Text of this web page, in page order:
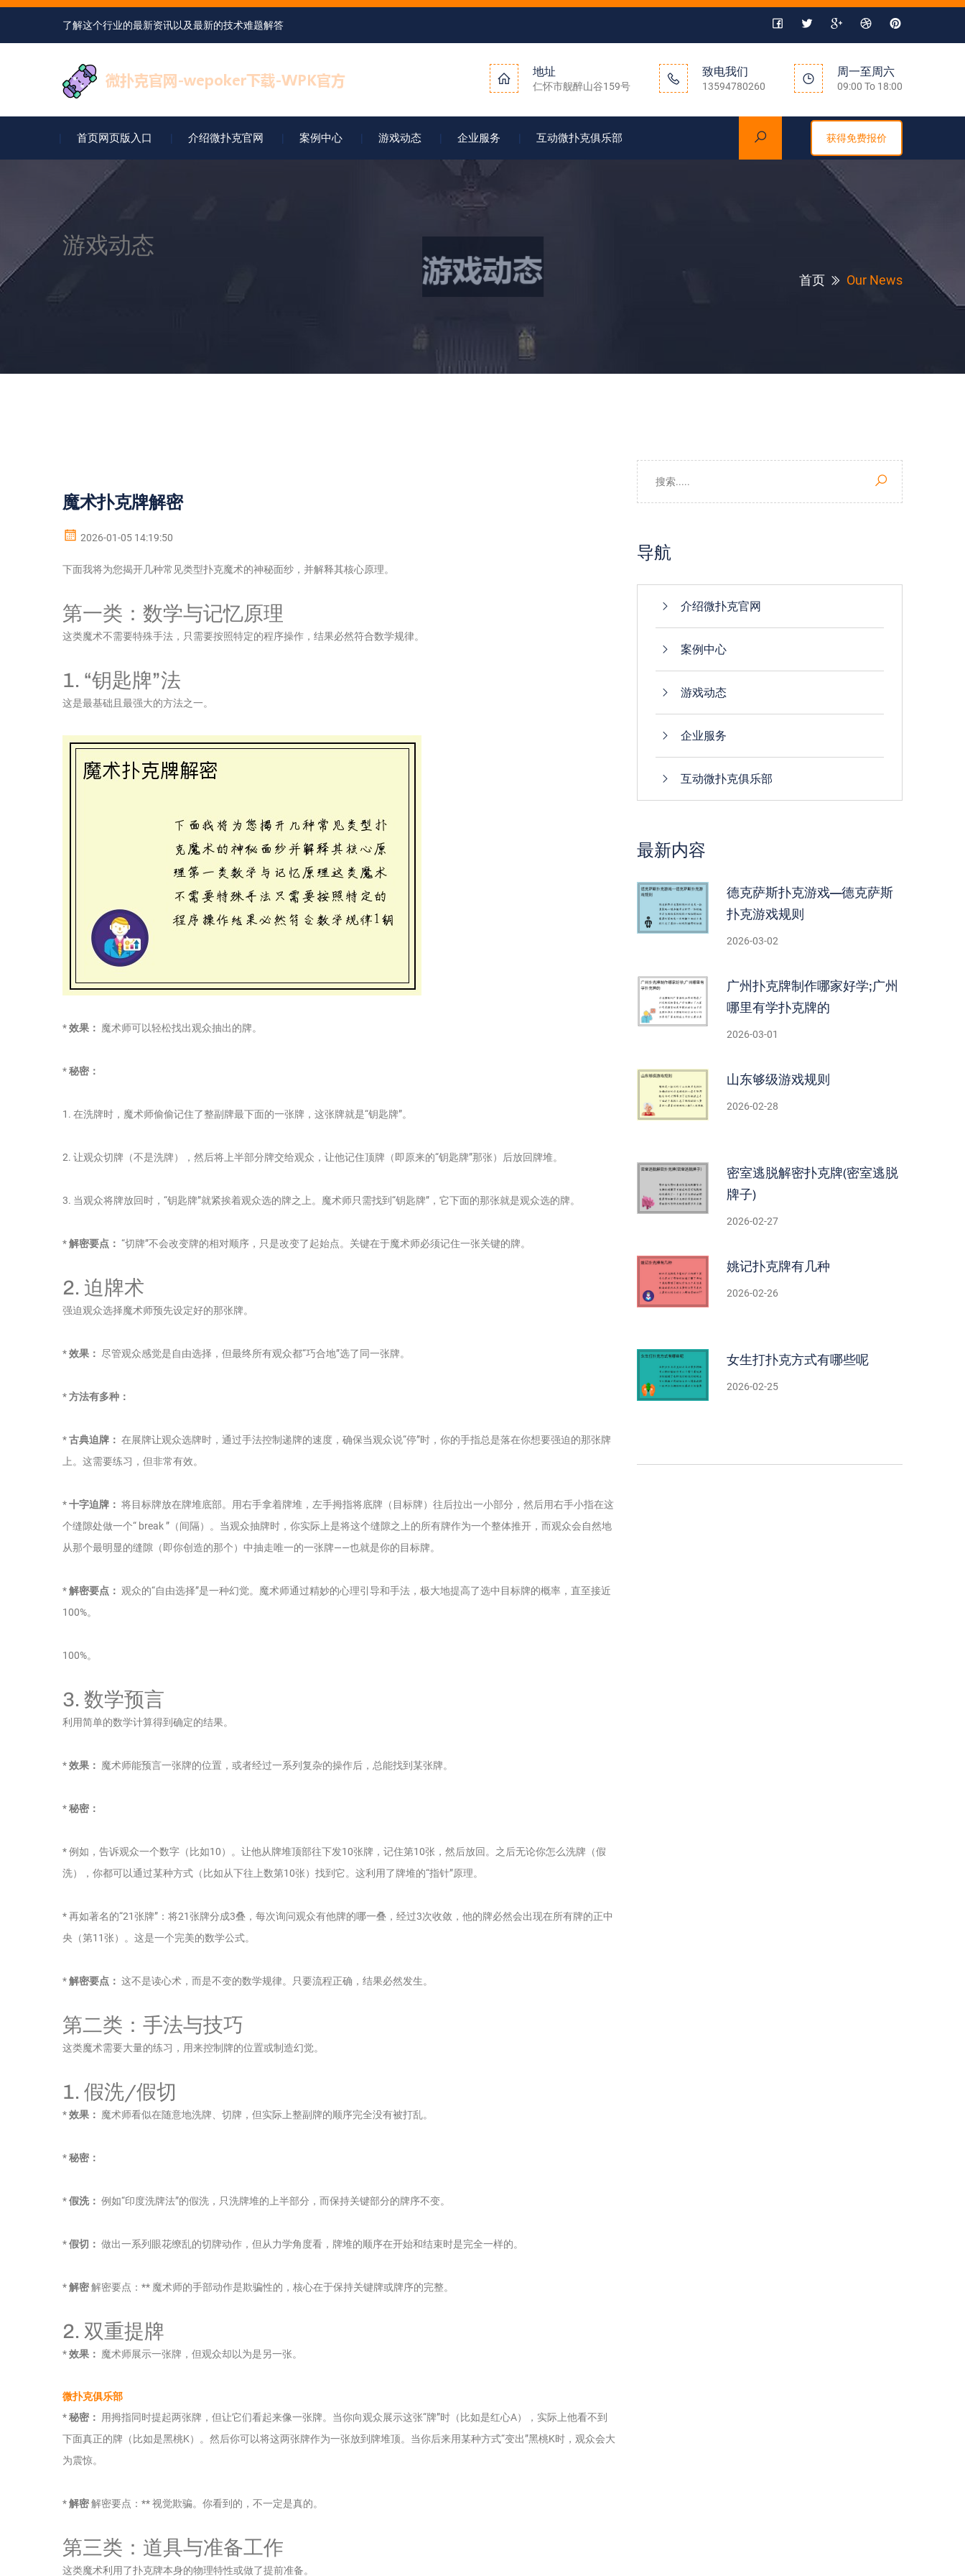
了解这个行业的最新资讯以及最新的技术难题解答
地址
仁怀市舰醉山谷159号
致电我们
13594780260
周一至周六
09:00 To 18:00
首页网页版入口 介绍微扑克官网 案例中心 游戏动态 企业服务 互动微扑克俱乐部 获得免费报价
游戏动态
首页 Our News
魔术扑克牌解密
2026-01-05 14:19:50
下面我将为您揭开几种常见类型扑克魔术的神秘面纱，并解释其核心原理。
第一类：数学与记忆原理
这类魔术不需要特殊手法，只需要按照特定的程序操作，结果必然符合数学规律。
1. “钥匙牌”法
这是最基础且最强大的方法之一。
*效果： 魔术师可以轻松找出观众抽出的牌。
*秘密：
1. 在洗牌时，魔术师偷偷记住了整副牌最下面的一张牌，这张牌就是“钥匙牌”。
2. 让观众切牌（不是洗牌），然后将上半部分牌交给观众，让他记住顶牌（即原来的“钥匙牌”那张）后放回牌堆。
3. 当观众将牌放回时，“钥匙牌”就紧挨着观众选的牌之上。魔术师只需找到“钥匙牌”，它下面的那张就是观众选的牌。
*解密要点： “切牌”不会改变牌的相对顺序，只是改变了起始点。关键在于魔术师必须记住一张关键的牌。
2. 迫牌术
强迫观众选择魔术师预先设定好的那张牌。
*效果： 尽管观众感觉是自由选择，但最终所有观众都“巧合地”选了同一张牌。
*方法有多种：
*古典迫牌： 在展牌让观众选牌时，通过手法控制递牌的速度，确保当观众说“停”时，你的手指总是落在你想要强迫的那张牌
上。这需要练习，但非常有效。
*十字迫牌： 将目标牌放在牌堆底部。用右手拿着牌堆，左手拇指将底牌（目标牌）往后拉出一小部分，然后用右手小指在这
个缝隙处做一个“ break ”（间隔）。当观众抽牌时，你实际上是将这个缝隙之上的所有牌作为一个整体推开，而观众会自然地
从那个最明显的缝隙（即你创造的那个）中抽走唯一的一张牌——也就是你的目标牌。
*解密要点： 观众的“自由选择”是一种幻觉。魔术师通过精妙的心理引导和手法，极大地提高了选中目标牌的概率，直至接近
100%。
100%。
3. 数学预言
利用简单的数学计算得到确定的结果。
*效果： 魔术师能预言一张牌的位置，或者经过一系列复杂的操作后，总能找到某张牌。
*秘密：
* 例如，告诉观众一个数字（比如10）。让他从牌堆顶部往下发10张牌，记住第10张，然后放回。之后无论你怎么洗牌（假
洗），你都可以通过某种方式（比如从下往上数第10张）找到它。这利用了牌堆的“指针”原理。
* 再如著名的“21张牌”：将21张牌分成3叠，每次询问观众有他牌的哪一叠，经过3次收敛，他的牌必然会出现在所有牌的正中
央（第11张）。这是一个完美的数学公式。
*解密要点： 这不是读心术，而是不变的数学规律。只要流程正确，结果必然发生。
第二类：手法与技巧
这类魔术需要大量的练习，用来控制牌的位置或制造幻觉。
1. 假洗/假切
*效果： 魔术师看似在随意地洗牌、切牌，但实际上整副牌的顺序完全没有被打乱。
*秘密：
*假洗： 例如“印度洗牌法”的假洗，只洗牌堆的上半部分，而保持关键部分的牌序不变。
*假切： 做出一系列眼花缭乱的切牌动作，但从力学角度看，牌堆的顺序在开始和结束时是完全一样的。
*解密解密要点：** 魔术师的手部动作是欺骗性的，核心在于保持关键牌或牌序的完整。
2. 双重提牌
*效果： 魔术师展示一张牌，但观众却以为是另一张。
微扑克俱乐部
*秘密：
用拇指同时提起两张牌，但让它们看起来像一张牌。当你向观众展示这张“牌”时（比如是红心A），实际上他看不到
下面真正的牌（比如是黑桃K）。然后你可以将这两张牌作为一张放到牌堆顶。当你后来用某种方式“变出”黑桃K时，观众会大
为震惊。
*解密解密要点：** 视觉欺骗。你看到的，不一定是真的。
第三类：道具与准备工作
这类魔术利用了扑克牌本身的物理特性或做了提前准备。
导航
介绍微扑克官网
案例中心
游戏动态
企业服务
互动微扑克俱乐部
最新内容
德克萨斯扑克游戏—德克萨斯
扑克游戏规则
2026-03-02
广州扑克牌制作哪家好学;广州
哪里有学扑克牌的
2026-03-01
山东够级游戏规则
2026-02-28
密室逃脱解密扑克牌(密室逃脱
牌子)
2026-02-27
姚记扑克牌有几种
2026-02-26
女生打扑克方式有哪些呢
2026-02-25